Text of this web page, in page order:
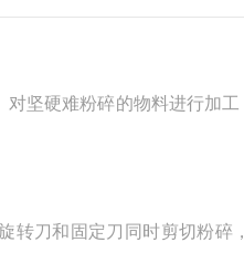
硬难粉碎的物料进行加工
刀和固定刀同时剪切粉碎